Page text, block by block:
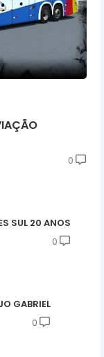
0
SUL 20 ANOS
0
GABRIEL
0